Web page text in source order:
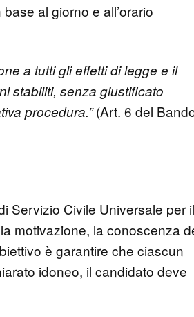
al giorno e all’orario
a tutti gli effetti di legge e il
stabiliti, senza giustificato
procedura.”(Art. 6 del
Servizio Civile Universale per il
motivazione, la conoscenza
è garantire che ciascun
idoneo, il candidato deve